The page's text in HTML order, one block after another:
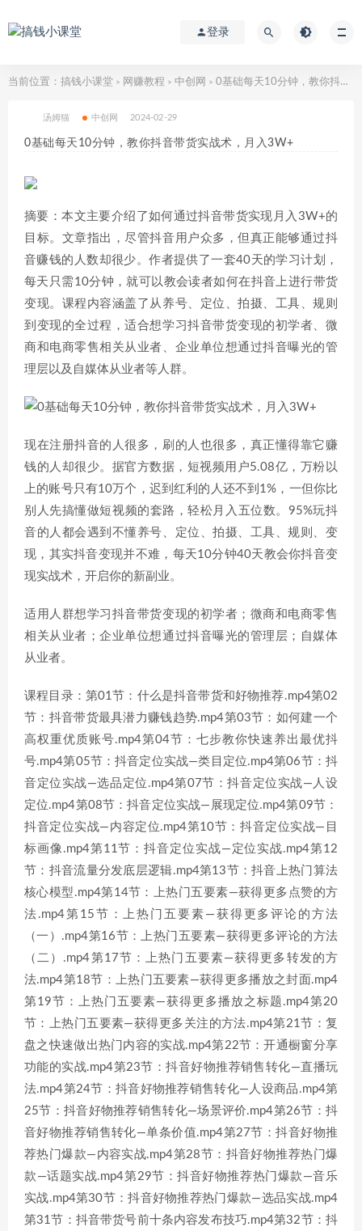
登录
当前位置： 搞钱小课堂 > 网赚教程 > 中创网 > 0基础每天10分钟，教你抖音带货实战术，月入3W+
汤姆猫 中创网 2024-02-29
0基础每天10分钟，教你抖音带货实战术，月入3W+
摘要：本文主要介绍了如何通过抖音带货实现月入3W+的
目标。文章指出，尽管抖音用户众多，但真正能够通过抖
音赚钱的人数却很少。作者提供了一套40天的学习计划，
每天只需10分钟，就可以教会读者如何在抖音上进行带货
变现。课程内容涵盖了从养号、定位、拍摄、工具、规则
到变现的全过程，适合想学习抖音带货变现的初学者、微
商和电商零售相关从业者、企业单位想通过抖音曝光的管
理层以及自媒体从业者等人群。
现在注册抖音的人很多，刷的人也很多，真正懂得靠它赚
钱的人却很少。据官方数据，短视频用户5.08亿，万粉以
上的账号只有10万个，迟到红利的人还不到1%，一但你比
别人先搞懂做短视频的套路，轻松月入五位数。95%玩抖
音的人都会遇到不懂养号、定位、拍摄、工具、规则、变
现，其实抖音变现并不难，每天10分钟40天教会你抖音变
现实战术，开启你的新副业。
适用人群想学习抖音带货变现的初学者；微商和电商零售
相关从业者；企业单位想通过抖音曝光的管理层；自媒体
从业者。
课程目录：第01节：什么是抖音带货和好物推荐.mp4第02
节：抖音带货最具潜力赚钱趋势.mp4第03节：如何建一个
高权重优质账号.mp4第04节：七步教你快速养出最优抖
号.mp4第05节：抖音定位实战—类目定位.mp4第06节：抖
音定位实战—选品定位.mp4第07节：抖音定位实战—人设
定位.mp4第08节：抖音定位实战—展现定位.mp4第09节：
抖音定位实战—内容定位.mp4第10节：抖音定位实战—目
标画像.mp4第11节：抖音定位实战—定位实战.mp4第12
节：抖音流量分发底层逻辑.mp4第13节：抖音上热门算法
核心模型.mp4第14节：上热门五要素—获得更多点赞的方
法.mp4第15节：上热门五要素—获得更多评论的方法
（一）.mp4第16节：上热门五要素—获得更多评论的方法
（二）.mp4第17节：上热门五要素—获得更多转发的方
法.mp4第18节：上热门五要素—获得更多播放之封面.mp4
第19节：上热门五要素—获得更多播放之标题.mp4第20
节：上热门五要素—获得更多关注的方法.mp4第21节：复
盘之快速做出热门内容的实战.mp4第22节：开通橱窗分享
功能的实战.mp4第23节：抖音好物推荐销售转化—直播玩
法.mp4第24节：抖音好物推荐销售转化—人设商品.mp4第
25节：抖音好物推荐销售转化—场景评价.mp4第26节：抖
音好物推荐销售转化—单条价值.mp4第27节：抖音好物推
荐热门爆款—内容实战.mp4第28节：抖音好物推荐热门爆
款—话题实战.mp4第29节：抖音好物推荐热门爆款—音乐
实战.mp4第30节：抖音好物推荐热门爆款—选品实战.mp4
第31节：抖音带货号前十条内容发布技巧.mp4第32节：抖